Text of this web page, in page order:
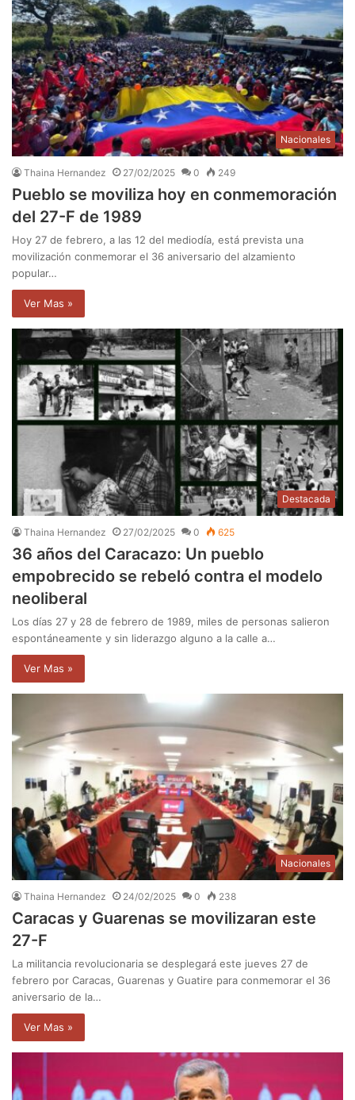
Nacionales
Thaina Hernandez 27/02/2025 0 249
Pueblo se moviliza hoy en conmemoración
del 27-F de 1989
Hoy 27 de febrero, a las 12 del mediodía, está prevista una
movilización conmemorar el 36 aniversario del alzamiento
popular…
Ver Mas »
Destacada
Thaina Hernandez 27/02/2025 0 625
36 años del Caracazo: Un pueblo
empobrecido se rebeló contra el modelo
neoliberal
Los días 27 y 28 de febrero de 1989, miles de personas salieron
espontáneamente y sin liderazgo alguno a la calle a…
Ver Mas »
Nacionales
Thaina Hernandez 24/02/2025 0 238
Caracas y Guarenas se movilizaran este
27-F
La militancia revolucionaria se desplegará este jueves 27 de
febrero por Caracas, Guarenas y Guatire para conmemorar el 36
aniversario de la…
Ver Mas »